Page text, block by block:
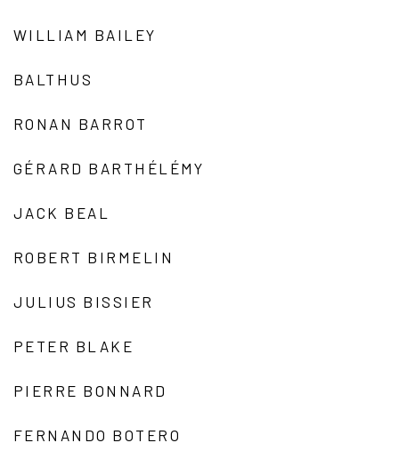
WILLIAM BAILEY
BALTHUS
RONAN BARROT
GÉRARD BARTHÉLÉMY
JACK BEAL
ROBERT BIRMELIN
JULIUS BISSIER
PETER BLAKE
PIERRE BONNARD
FERNANDO BOTERO